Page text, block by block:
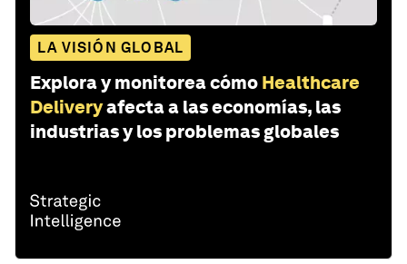
LA VISIÓN GLOBAL
Explora y monitorea cómo Healthcare
Deliveryafecta a las economías, las
industrias y los problemas globales